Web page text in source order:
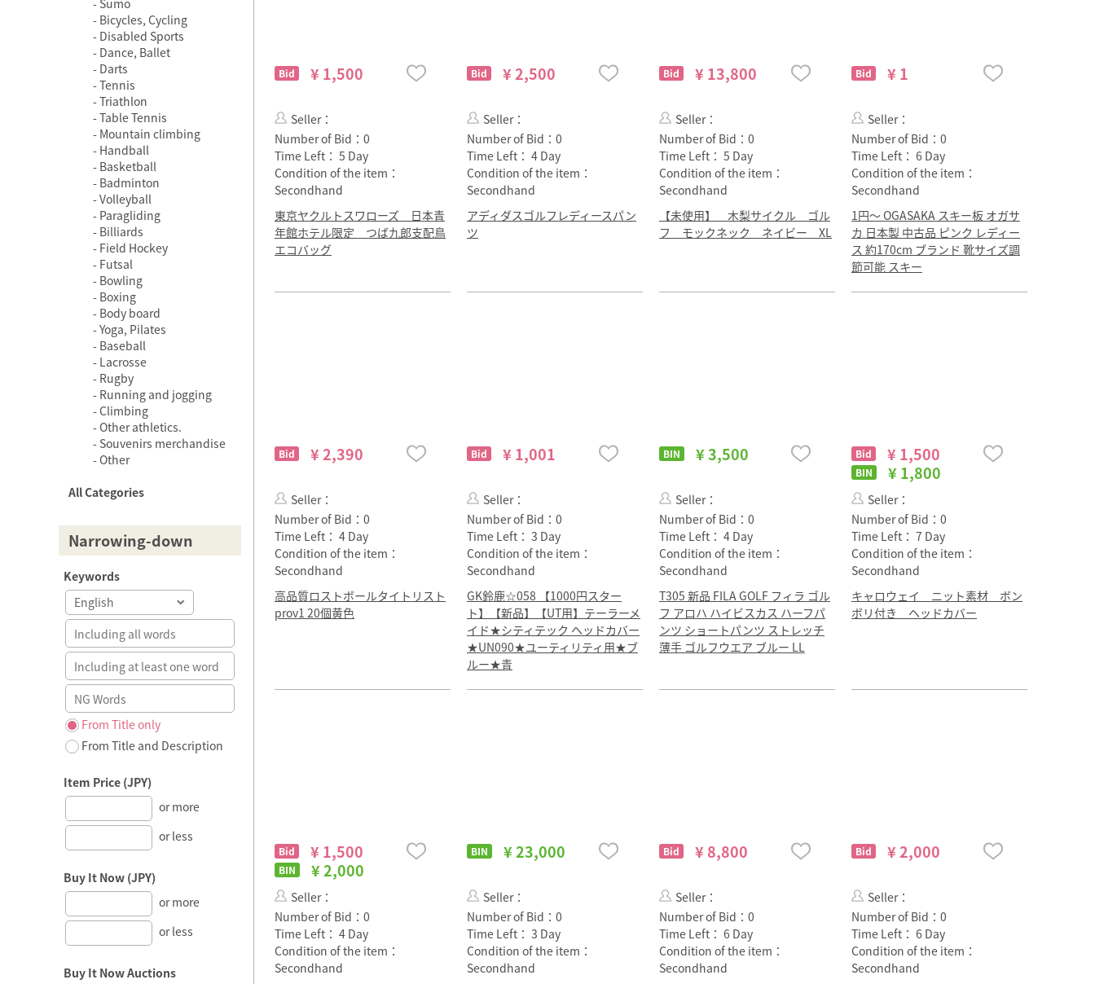
Bid ¥ 1,500
Seller：
Number of Bid： 0
Time Left： 5 Day
Condition of the item：
Secondhand
東京ヤクルトスワローズ 日本青
年館ホテル限定 つば九郎支配鳥
エコバッグ
Bid ¥ 2,500
Seller：
Number of Bid： 0
Time Left： 4 Day
Condition of the item：
Secondhand
アディダスゴルフレディースパン
ツ
Bid ¥ 13,800
Seller：
Number of Bid： 0
Time Left： 5 Day
Condition of the item：
Secondhand
【未使用】 木梨サイクル ゴル
フ モックネック ネイビー XL
Bid ¥ 1
Seller：
Number of Bid： 0
Time Left： 6 Day
Condition of the item：
Secondhand
1円〜 OGASAKA スキー板 オガサ
カ 日本製 中古品 ピンク レディー
ス 約170cm ブランド 靴サイズ調
節可能 スキー
Bid ¥ 2,390
Seller：
Number of Bid： 0
Time Left： 4 Day
Condition of the item：
Secondhand
高品質ロストボールタイトリスト
prov1 20個黄色
Bid ¥ 1,001
Seller：
Number of Bid： 0
Time Left： 3 Day
Condition of the item：
Secondhand
GK鈴鹿☆058 【1000円スター
ト】【新品】【UT用】テーラーメ
イド★シティテック ヘッドカバー
★UN090★ユーティリティ用★ブ
ルー★青
BIN ¥ 3,500
Seller：
Number of Bid： 0
Time Left： 4 Day
Condition of the item：
Secondhand
T305 新品 FILA GOLF フィラ ゴル
フ アロハ ハイビスカス ハーフパ
ンツ ショートパンツ ストレッチ
薄手 ゴルフウエア ブルー LL
Bid ¥ 1,500
BIN ¥ 1,800
Seller：
Number of Bid： 0
Time Left： 7 Day
Condition of the item：
Secondhand
キャロウェイ ニット素材 ボン
ボリ付き ヘッドカバー
Bid ¥ 1,500
BIN ¥ 2,000
Seller：
Number of Bid： 0
Time Left： 4 Day
Condition of the item：
Secondhand
BIN ¥ 23,000
Seller：
Number of Bid： 0
Time Left： 3 Day
Condition of the item：
Secondhand
Bid ¥ 8,800
Seller：
Number of Bid： 0
Time Left： 6 Day
Condition of the item：
Secondhand
Bid ¥ 2,000
Seller：
Number of Bid： 0
Time Left： 6 Day
Condition of the item：
Secondhand
Sumo
Bicycles, Cycling
Disabled Sports
Dance, Ballet
Darts
Tennis
Triathlon
Table Tennis
Mountain climbing
Handball
Basketball
Badminton
Volleyball
Paragliding
Billiards
Field Hockey
Futsal
Bowling
Boxing
Body board
Yoga, Pilates
Baseball
Lacrosse
Rugby
Running and jogging
Climbing
Other athletics.
Souvenirs merchandise
Other
All Categories
Narrowing-down
Keywords
From Title only
From Title and Description
Item Price (JPY)
or more
or less
Buy It Now (JPY)
or more
or less
Buy It Now Auctions